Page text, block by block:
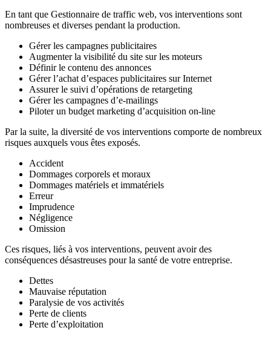
En tant que Gestionnaire de traffic web, vos interventions sont
nombreuses et diverses pendant la production.
Gérer les campagnes publicitaires
Augmenter la visibilité du site sur les moteurs
Définir le contenu des annonces
Gérer l’achat d’espaces publicitaires sur Internet
Assurer le suivi d’opérations de retargeting
Gérer les campagnes d’e-mailings
Piloter un budget marketing d’acquisition on-line
Par la suite, la diversité de vos interventions comporte de nombreux
risques auxquels vous êtes exposés.
Accident
Dommages corporels et moraux
Dommages matériels et immatériels
Erreur
Imprudence
Négligence
Omission
Ces risques, liés à vos interventions, peuvent avoir des
conséquences désastreuses pour la santé de votre entreprise.
Dettes
Mauvaise réputation
Paralysie de vos activités
Perte de clients
Perte d’exploitation